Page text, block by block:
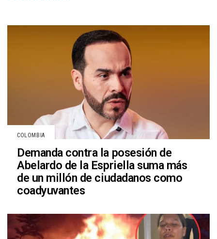
COLOMBIA
Demanda contra la posesión de
Abelardo de la Espriella suma más
de un millón de ciudadanos como
coadyuvantes